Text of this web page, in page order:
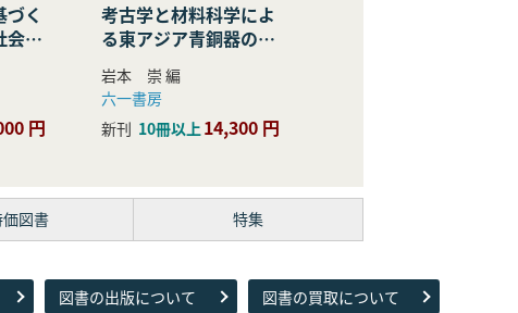
く
会の
円
考古学と材料科学によ
る東アジア青銅器の学
際的研究
岩本 崇 編
六一書房
新刊 10冊以上14,300 円
図書 特集
図書の出版について 図書の買取について